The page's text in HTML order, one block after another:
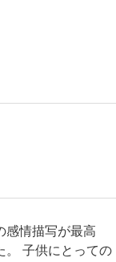
感情描写が最高
。 子供にとっての